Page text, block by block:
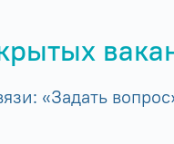
«Задать